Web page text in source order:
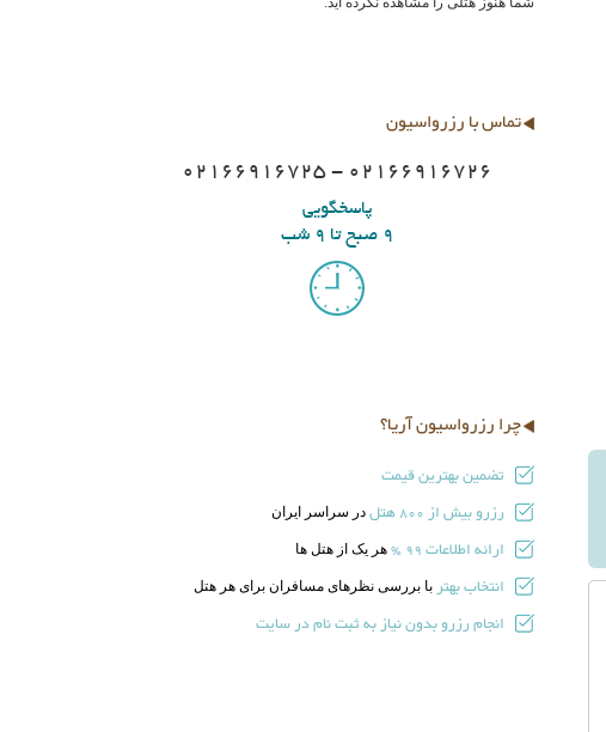
تماس با رزرواسیون
02166916725 - 02166916726
پاسخگویی
9 صبح تا 9 شب
چرا رزرواسیون آریا؟
تضمین بهترین قیمت
رزرو بیش از 800 هتل در سراسر ایران
ارائه اطلاعات 99 % هر یک از هتل ها
انتخاب بهتر با بررسی نظرهای مسافران برای هر هتل
انجام رزرو بدون نیاز به ثبت نام در سایت